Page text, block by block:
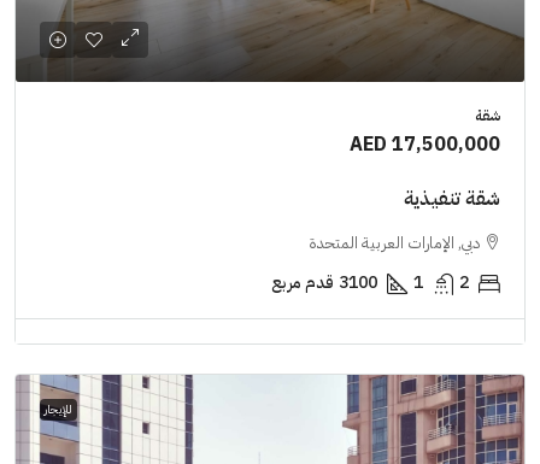
شقة
AED 17,500,000
شقة تنفيذية
دبي, الإمارات العربية المتحدة
2
1
3100 قدم مربع
للإيجار